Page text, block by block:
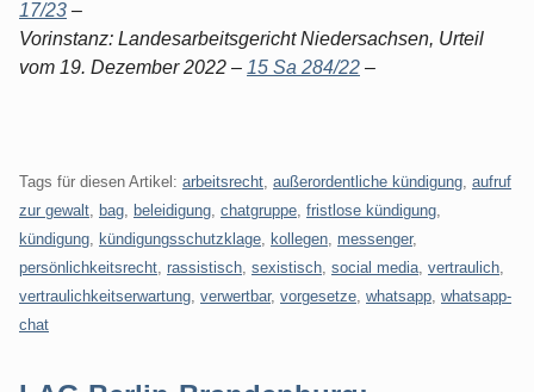
17/23 –
Vorinstanz: Landesarbeitsgericht Niedersachsen, Urteil
vom 19. Dezember 2022 – 15 Sa 284/22 –
Tags für diesen Artikel: arbeitsrecht außerordentliche kündigung aufruf
zur gewalt
bag beleidigung chatgruppe fristlose kündigung
kündigung
kündigungsschutzklage kollegen messenger,
persönlichkeitsrecht rassistisch sexistisch social media vertraulich
vertraulichkeitserwartung verwertbar, vorgesetze whatsapp whatsapp-
chat